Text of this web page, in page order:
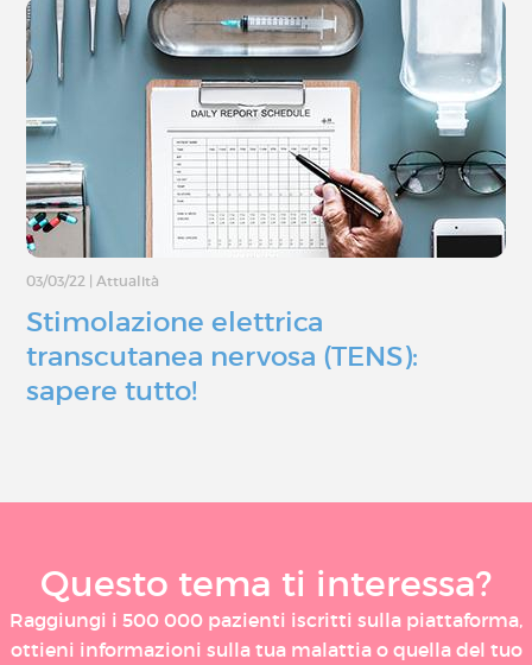
03/03/22 Attualità
Stimolazione elettrica
transcutanea nervosa (TENS):
sapere tutto!
Questo tema ti interessa?
Raggiungi i 500 000 pazienti iscritti sulla piattaforma,
ottieni informazioni sulla tua malattia o quella del tuo